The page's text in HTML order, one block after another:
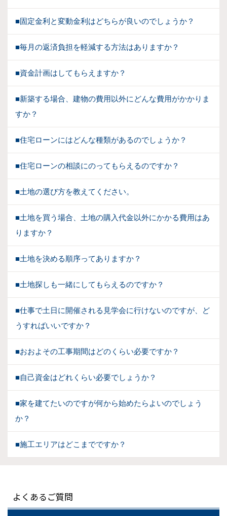
■固定金利と変動金利はどちらが良いのでしょうか？
■毎月の返済負担を軽減する方法はありますか？
■資金計画はしてもらえますか？
■新築する場合、建物の費用以外にどんな費用がかかりま
すか？
■住宅ローンにはどんな種類があるのでしょうか？
■住宅ローンの相談にのってもらえるのですか？
■土地の選び方を教えてください。
■土地を買う場合、土地の購入代金以外にかかる費用はあ
りますか？
■土地を決める順序ってありますか？
■土地探しも一緒にしてもらえるのですか？
■仕事で土日に開催される見学会に行けないのですが、ど
うすればいいですか？
■おおよその工事期間はどのくらい必要ですか？
■自己資金はどれくらい必要でしょうか？
■家を建てたいのですが何から始めたらよいのでしょう
か？
■施工エリアはどこまでですか？
よくあるご質問